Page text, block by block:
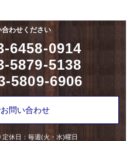
わせください
6458-0914
5879-5138
5809-6906
問い合わせ
休日：毎週(火・水)曜日